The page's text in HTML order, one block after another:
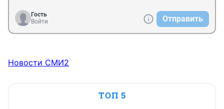
Гость
Войти
Отправить
Новости СМИ2
ТОП 5